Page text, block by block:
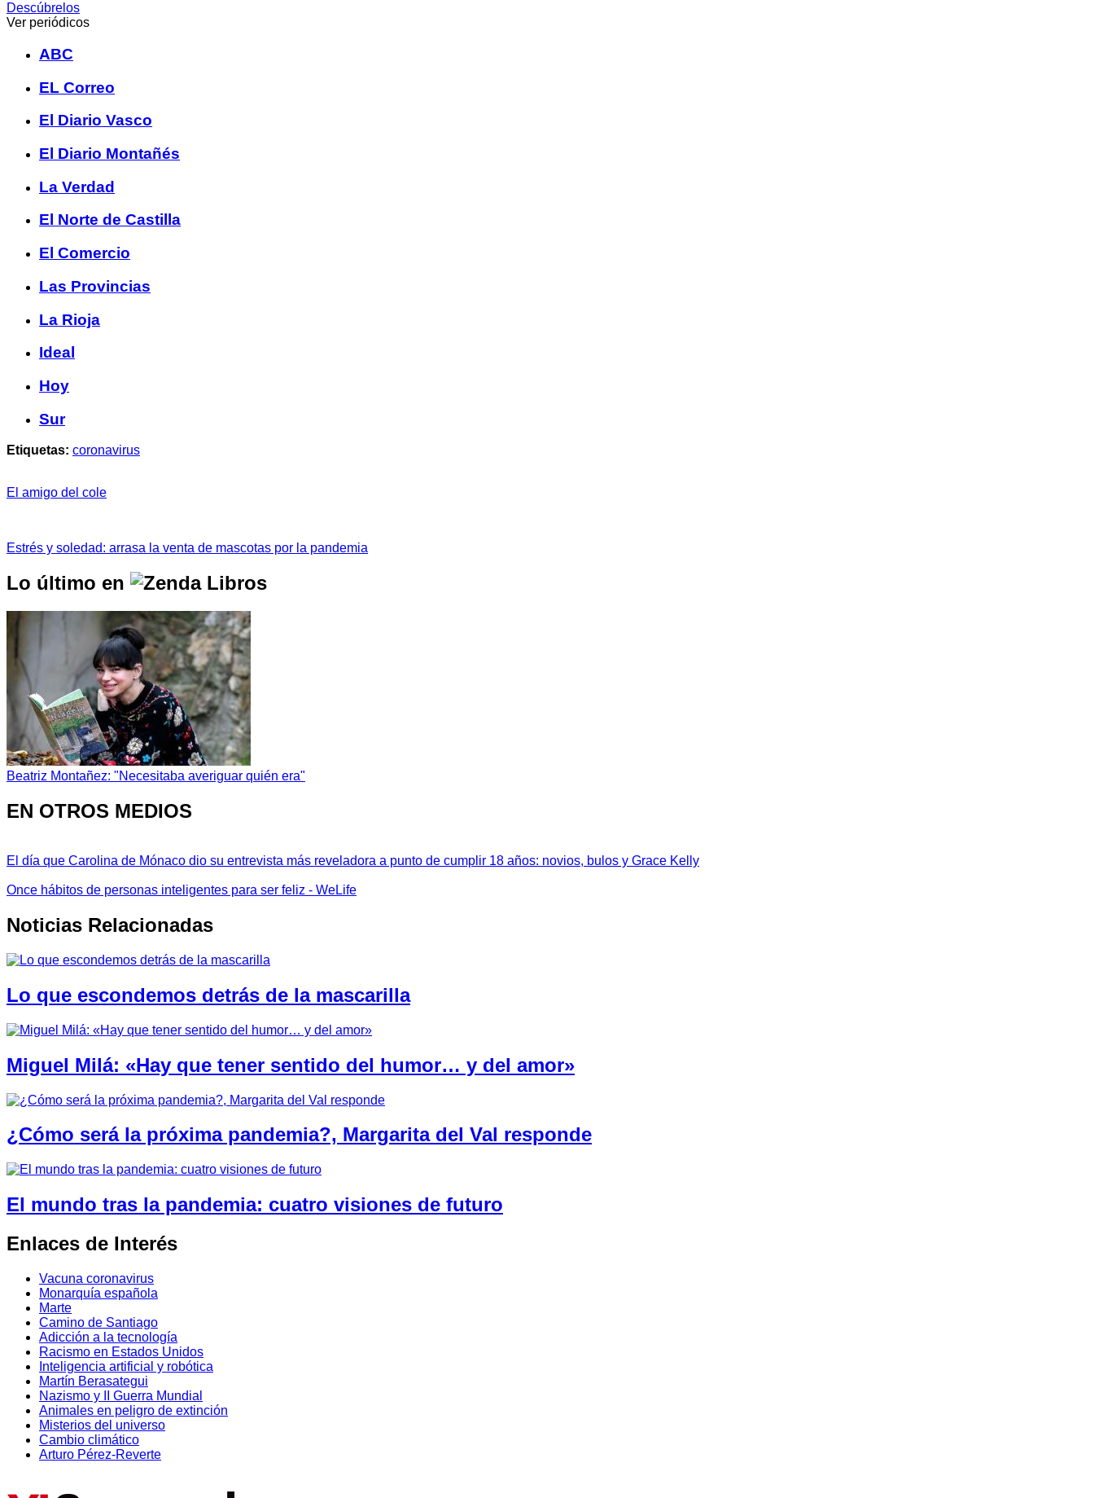
Descúbrelos
Ver periódicos
ABC
EL Correo
El Diario Vasco
El Diario Montañés
La Verdad
El Norte de Castilla
El Comercio
Las Provincias
La Rioja
Ideal
Hoy
Sur
Etiquetas: coronavirus
El amigo del cole
Estrés y soledad: arrasa la venta de mascotas por la pandemia
Lo último en
Beatriz Montañez: "Necesitaba averiguar quién era"
EN OTROS MEDIOS
El día que Carolina de Mónaco dio su entrevista más reveladora a punto de cumplir 18 años: novios, bulos y Grace Kelly
Once hábitos de personas inteligentes para ser feliz - WeLife
Noticias Relacionadas
Lo que escondemos detrás de la mascarilla
Miguel Milá: «Hay que tener sentido del humor… y del amor»
¿Cómo será la próxima pandemia?, Margarita del Val responde
El mundo tras la pandemia: cuatro visiones de futuro
Enlaces de Interés
Vacuna coronavirus
Monarquía española
Marte
Camino de Santiago
Adicción a la tecnología
Racismo en Estados Unidos
Inteligencia artificial y robótica
Martín Berasategui
Nazismo y II Guerra Mundial
Animales en peligro de extinción
Misterios del universo
Cambio climático
Arturo Pérez-Reverte